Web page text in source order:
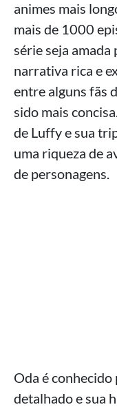
animes mais
mais de 1000
série seja
narrativa rica e
entre alguns fãs
sido mais
de Luffy e sua
uma riqueza de
de personagens.
Oda é
detalhado e sua